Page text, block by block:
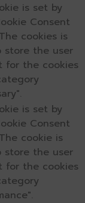
is set by
Consent
cookies is
store the user
for the cookies
is set by
Consent
cookie is
store the user
for the cookies